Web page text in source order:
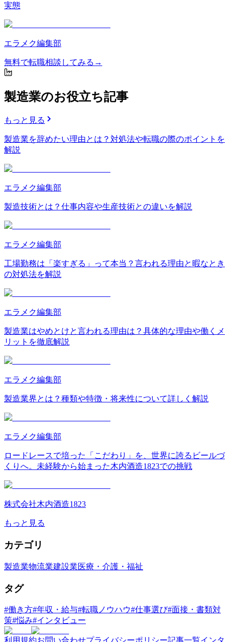
実態
エラメク編集部
無料で転職相談 してみる →
製造業のお役立ち記事
もっと見る
製造業を辞めたい理由とは？対処法や転職の際のポイントを
解説
エラメク編集部
製造技術とは？仕事内容や生産技術との違いを解説
エラメク編集部
工場勤務は「楽すぎる」って本当？言われる理由と暇なとき
の対処法を解説
エラメク編集部
製造業はやめとけと言われる理由は？具体的な理由や働くメ
リットを徹底解説
エラメク編集部
製造業界とは？種類や特徴・将来性について詳しく解説
エラメク編集部
ロードレースで培った「こだわり」を、世界に誇るビールづ
くりへ。未経験から始まった木内酒造1823での挑戦
株式会社木内酒造1823
もっと見る
カテゴリ
製造業物流業建設業医療・介護・福祉
タグ
#働き方#年収・給与#転職ノウハウ#仕事選び#面接・書類対
策#悩み#インタビュー